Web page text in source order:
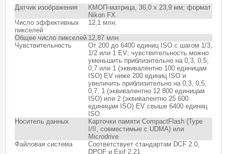
Датчик изображения
КМОП-матрица, 36,0 x 23,9 мм; формат
Nikon FX
Число эффективных
пикселей
12,1 млн.
Общее число пикселей 12,87 млн
Чувствительность
От 200 до 6400 единиц ISO с шагом 1/3,
1/2 или 1 EV; чувствительность можно
уменьшить приблизительно на 0,3, 0,5,
0,7 или 1 (эквивалентно 100 единицам
ISO) EV ниже 200 единиц ISO и
увеличить приблизительно на 0,3, 0,5,
0,7, 1 (эквивалентно 12 800 единицам
ISO) или 2 (эквивалентно 25 600
единицам ISO) EV свыше 6400 единиц
ISO
Носитель данных
Карточки памяти CompactFlash (Type
I/II, совместимые с UDMA) или
Microdrive
Файловая система
Соответствует стандартам DCF 2.0,
DPOF и Exif 2.21